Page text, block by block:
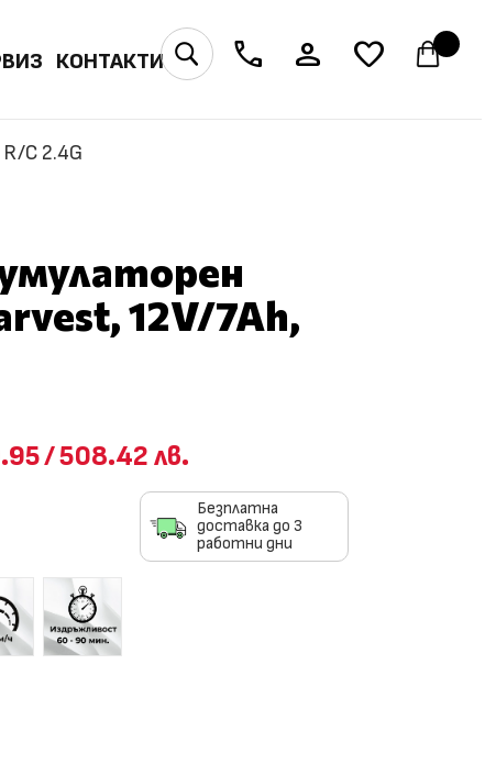
phone person favorite
U
КОНТАКТИ
C 2.4G
12V/7Ah,
/508.42 лв.
Безплатна
доставка до 3
работни дни